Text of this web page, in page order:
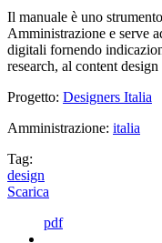
Il manuale è uno
Amministrazione e serve
digitali fornendo
research, al content
Progetto: Designers Italia
Amministrazione: italia
Tag:
design
Scarica
pdf